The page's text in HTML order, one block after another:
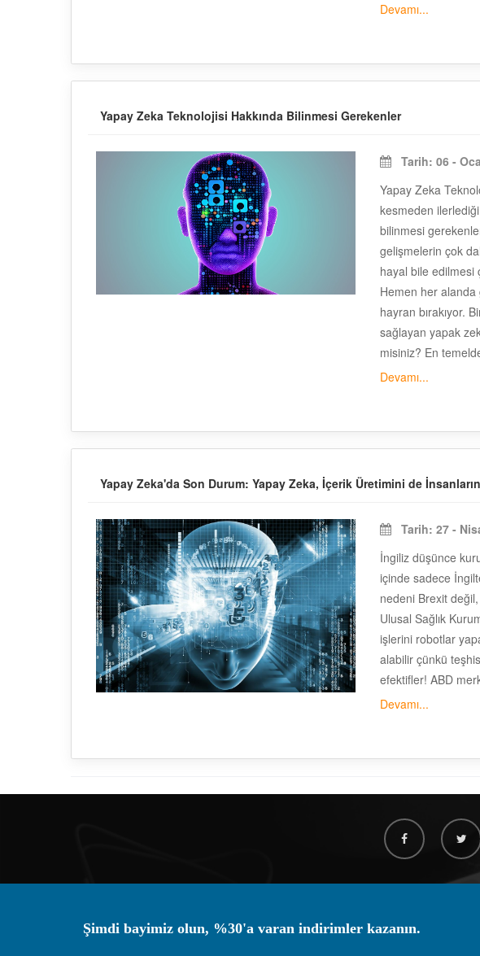
Devamı...
Yapay Zeka Teknolojisi Hakkında Bilinmesi Gerekenler
Tarih: 06 -
Yapay Zeka
kesmeden ilerlediği
bilinmesi
gelişmelerin çok
hayal bile edilmesi
Hemen her
hayran bırakıyor.
sağlayan yapak
misiniz? En
Devamı...
Yapay Zeka'da Son Durum: Yapay Zeka, İçerik Üretimini de
Tarih: 27 -
İngiliz düşünce
içinde sadece
nedeni Brexit
Ulusal Sağlık
işlerini robotlar
alabilir çünkü
efektifler! ABD
Devamı...
Şimdi bayimiz olun, %30'a varan indirimler kazanın.